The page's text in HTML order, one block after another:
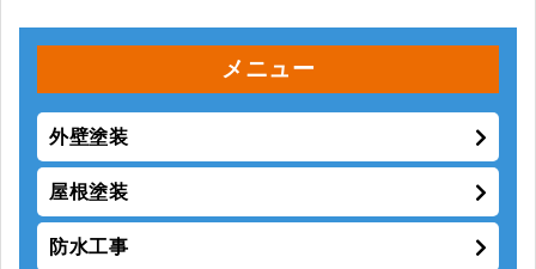
メニュー
外壁塗装
屋根塗装
防水工事